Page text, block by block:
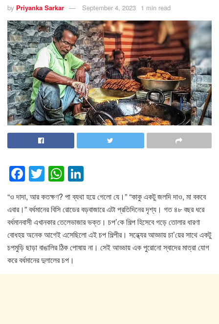
by Priyanka Sarkar September 4, 2023 1 min read
F
a
c
e
b
o
o
T
wi
tt
er
W
h
at
s
A
p
p
n
k
e
dI
n
“ও দাদা, আর কতক্ষণ? পা ব্যথা হয়ে গেলো যে।” “কাকু একটু জলদি দাও, মা বকবে
এবার।” বর্ধমানের বিসি রোডের বড়বাজারে এটা প্রতিদিনের দৃশ্য। গত ৪৮ বছর ধরে
বর্ধমানবাসী এখানকার তেলেভাজার ভক্ত। চপ’কে শিল্প হিসেবে গড়ে তোলার ধারণা
বোধহয় অনেক আগেই এসেছিলো এই চপ শিল্পীর। সন্ধ্যের আড্ডায় চা’য়ের সাথে একটু
চপমুড়ি ছাড়া বাঙালির ঠিক পোষায় না। সেই আড্ডায় এক পুরোনো স্বাদের মাত্রা যোগ
করে বর্ধমানের দুলালের চপ।